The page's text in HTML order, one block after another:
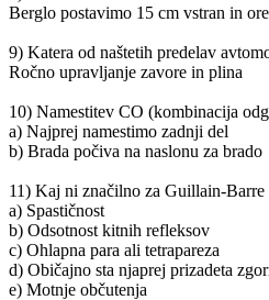
Berglo postavimo 15 cm vstran in
9) Katera od naštetih predelav
Ročno upravljanje zavore in plina
10) Namestitev CO (kombinacija
a) Najprej namestimo zadnji del
b) Brada počiva na naslonu za brado
11) Kaj ni značilno za Guillain-
a) Spastičnost
b) Odsotnost kitnih refleksov
c) Ohlapna para ali tetrapareza
d) Običajno sta njaprej prizadeta
e) Motnje občutenja